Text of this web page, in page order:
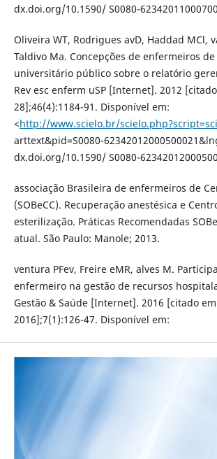
dx.doi.org/10.1590/ S0080-
Oliveira WT, Rodrigues avD, Haddad MCl,
Taldivo Ma. Concepções de enfermeiros
universitário público sobre o relatório
Rev esc enferm uSP [Internet]. 2012
28];46(4):1184-91. Disponível em:
<http://www.scielo.br/scielo.php?script=sci_
arttext&pid=S0080-
dx.doi.org/10.1590/ S0080-
associação Brasileira de enfermeiros de
(SOBeCC). Recuperação anestésica e
esterilização. Práticas Recomendadas
atual. São Paulo: Manole; 2013.
ventura PFev, Freire eMR, alves M.
enfermeiro na gestão de recursos
Gestão & Saúde [Internet]. 2016 [citado
2016];7(1):126-47. Disponível em: